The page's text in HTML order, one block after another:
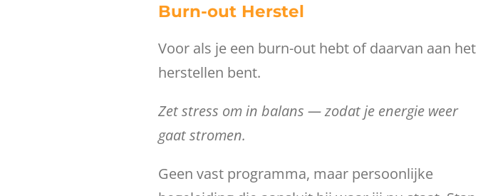
Burn-out Herstel
Voor als je een burn-out hebt of daarvan aan het
herstellen bent.
Zet stress om in balans — zodat je energie weer
gaat stromen.
Geen vast programma, maar persoonlijke